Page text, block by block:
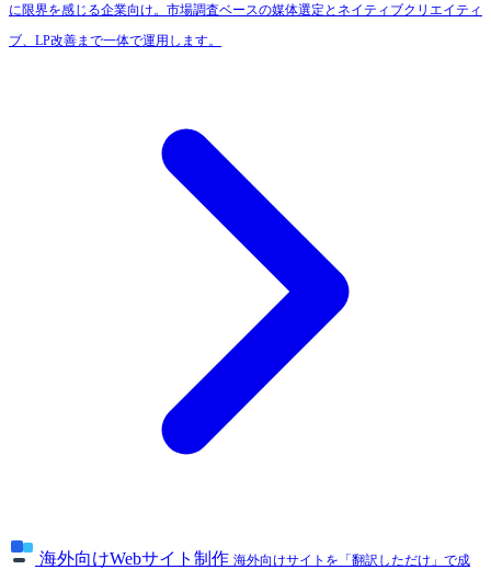
に限界を感じる企業向け。市場調査ベースの媒体選定とネイティブクリエイティ
ブ、LP改善まで一体で運用します。
海外向けWebサイト制作 海外向けサイトを「翻訳しただけ」で成